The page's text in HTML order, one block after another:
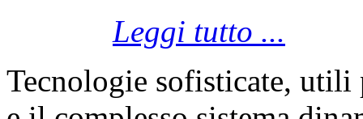
Leggi tutto ...
Tecnologie sofisticate, utili